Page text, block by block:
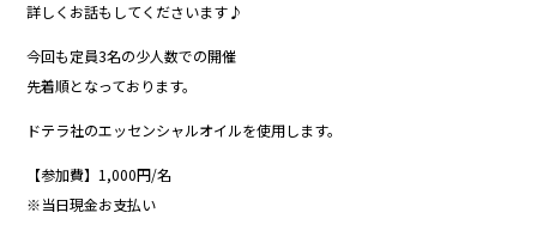
詳しくお話もしてくださいます♪
今回も定員3名の少人数での開催
先着順となっております。
ドテラ社のエッセンシャルオイルを使用します。
【参加費】1,000円/名
※当日現金お支払い